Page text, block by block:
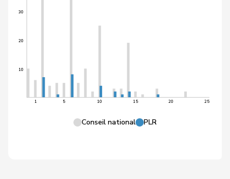
10
20
30
1 5 10 15 20 25
Conseil national PLR